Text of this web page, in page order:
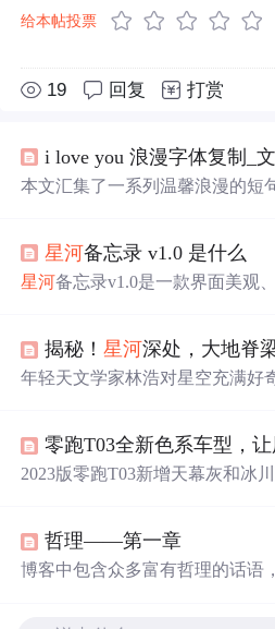
给本帖投票
19 回复 打赏
i love you 浪漫字体复制_
本文汇集了一系列温馨浪漫的短
星河备忘录 v1.0 是什么
星河备忘录v1.0是一款界面美观
揭秘！星河深处，大地脊
年轻天文学家林浩对星空充满好
永恒誓言。
零跑T03全新色系车型，
2023版零跑T03新增天幕灰和冰
系统确保行车安全，是年轻消费
哲理——第一章
博客中包含众多富有哲理的话语